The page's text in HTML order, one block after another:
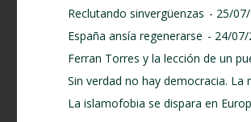
Reclutando sinvergüenzas - 25/
España ansía regenerarse - 24/07/
Ferran Torres y la lección de un
Sin verdad no hay democracia.
La islamofobia se dispara en